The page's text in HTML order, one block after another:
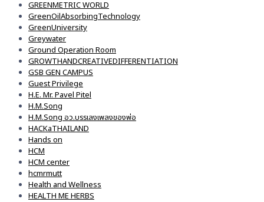
GREENMETRIC WORLD
GreenOilAbsorbingTechnology
GreenUniversity
Greywater
Ground Operation Room
GROWTHANDCREATIVEDIFFERENTIATION
GSB GEN CAMPUS
Guest Privilege
H.E. Mr. Pavel Pitel
H.M.Song
H.M.Song อว.บรรเลงเพลงของพ่อ
HACKaTHAILAND
Hands on
HCM
HCM center
hcmrmutt
Health and Wellness
HEALTH ME HERBS